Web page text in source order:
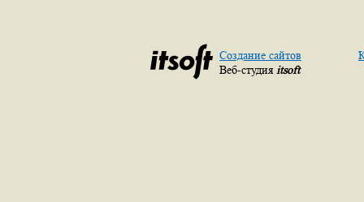
Создание сайтов
Веб-студия itsoft